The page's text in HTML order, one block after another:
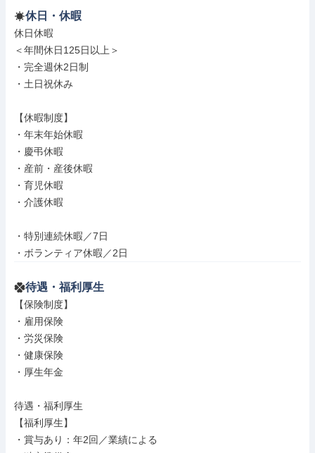
休日・休暇
休日休暇
＜年間休日125日以上＞
・完全週休2日制
・土日祝休み
【休暇制度】
・年末年始休暇
・慶弔休暇
・産前・産後休暇
・育児休暇
・介護休暇
・特別連続休暇／7日
・ボランティア休暇／2日
待遇・福利厚生
【保険制度】
・雇用保険
・労災保険
・健康保険
・厚生年金
待遇・福利厚生
【福利厚生】
・賞与あり：年2回／業績による